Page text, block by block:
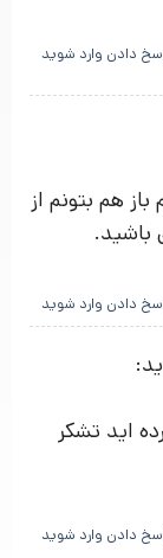
دادن وارد شوید
هم بتونم از
باشید.
دادن وارد شوید
اید تشکر
دادن وارد شوید